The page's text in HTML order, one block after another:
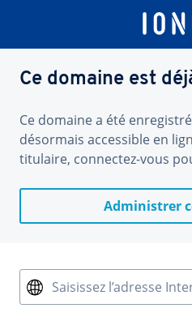
Ce domaine est
Ce domaine a été
désormais accessible en
titulaire, connectez-vous
Administrer
Saisissez l’adresse